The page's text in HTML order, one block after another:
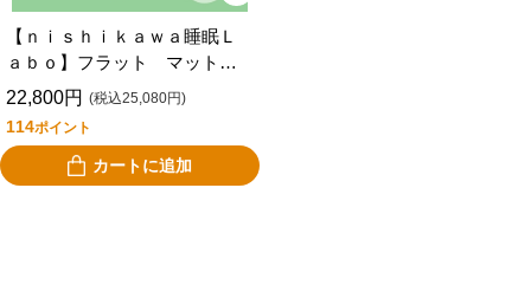
【ｎｉｓｈｉｋａｗａ睡眠Ｌ
ａｂｏ】フラット マットレ
ス上に敷くタイプＤ 姿勢が
22,800円 (税込25,080円)
114ポイント
カートに追加